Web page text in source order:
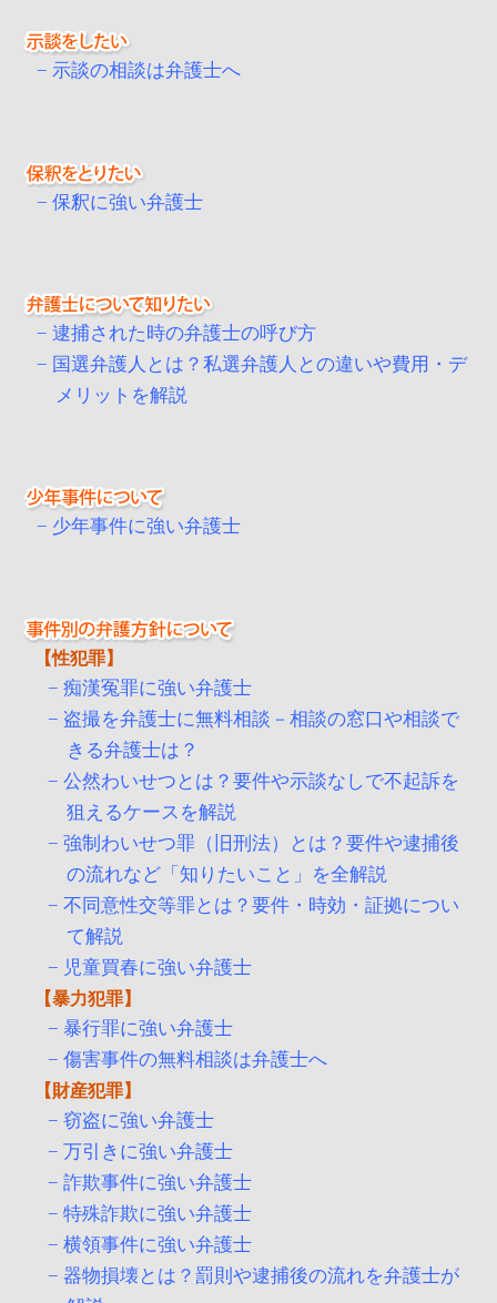
示談の相談は弁護士へ
保釈に強い弁護士
逮捕された時の弁護士の呼び方
国選弁護人とは？私選弁護人との違いや費用・デ
メリットを解説
少年事件に強い弁護士
性犯罪
痴漢冤罪に強い弁護士
盗撮を弁護士に無料相談－相談の窓口や相談で
きる弁護士は？
公然わいせつとは？要件や示談なしで不起訴を
狙えるケースを解説
強制わいせつ罪（旧刑法）とは？要件や逮捕後
の流れなど「知りたいこと」を全解説
不同意性交等罪とは？要件・時効・証拠につい
て解説
児童買春に強い弁護士
暴力犯罪
暴行罪に強い弁護士
傷害事件の無料相談は弁護士へ
財産犯罪
窃盗に強い弁護士
万引きに強い弁護士
詐欺事件に強い弁護士
特殊詐欺に強い弁護士
横領事件に強い弁護士
器物損壊とは？罰則や逮捕後の流れを弁護士が